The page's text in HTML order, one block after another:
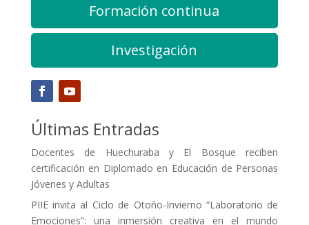
Formación continua
Investigación
Últimas Entradas
Docentes de Huechuraba y El Bosque reciben
certificación en Diplomado en Educación de Personas
Jóvenes y Adultas
PIIE invita al Ciclo de Otoño-Invierno “Laboratorio de
Emociones”: una inmersión creativa en el mundo